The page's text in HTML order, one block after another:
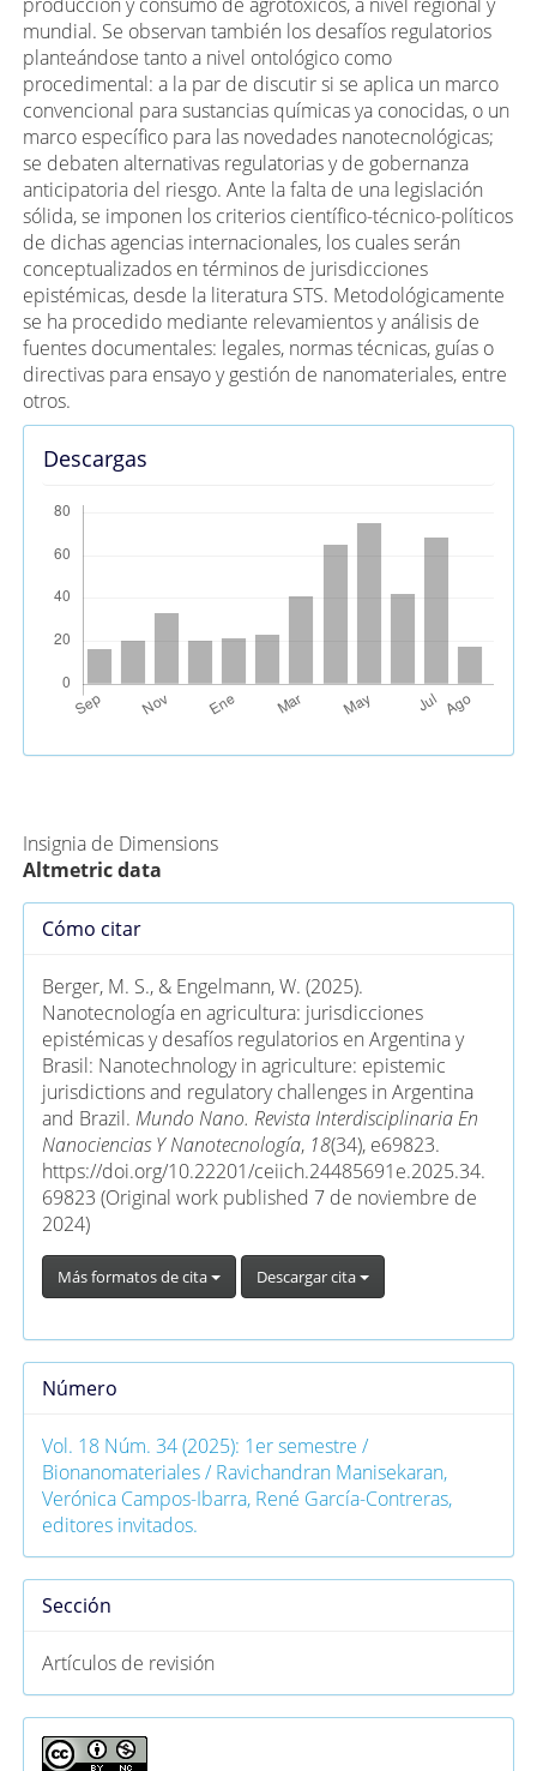
mundial. Se observan también los desafíos regulatorios
planteándose tanto a nivel ontológico como
procedimental: a la par de discutir si se aplica un marco
convencional para sustancias químicas ya conocidas, o un
marco específico para las novedades nanotecnológicas;
se debaten alternativas regulatorias y de gobernanza
anticipatoria del riesgo. Ante la falta de una legislación
sólida, se imponen los criterios científico-técnico-políticos
de dichas agencias internacionales, los cuales serán
conceptualizados en términos de jurisdicciones
epistémicas, desde la literatura STS. Metodológicamente
se ha procedido mediante relevamientos y análisis de
fuentes documentales: legales, normas técnicas, guías o
directivas para ensayo y gestión de nanomateriales, entre
otros.
Descargas
Insignia de Dimensions
Altmetric data
Detalles
artículo
Cómo citar
Berger, M. S., & Engelmann, W. (2025).
Nanotecnología en agricultura: jurisdicciones
epistémicas y desafíos regulatorios en Argentina y
Brasil: Nanotechnology in agriculture: epistemic
jurisdictions and regulatory challenges in Argentina
and Brazil. Mundo Nano. Revista Interdisciplinaria En
Nanociencias Y Nanotecnología, 18(34), e69823.
https://doi.org/10.22201/ceiich.24485691e.2025.34.
69823 (Original work published 7 de noviembre de
2024)
Más formatos de cita Descargar cita
Número
Vol. 18 Núm. 34 (2025): 1er semestre /
Bionanomateriales / Ravichandran Manisekaran,
Verónica Campos-Ibarra, René García-Contreras,
editores invitados.
Sección
Artículos de revisión